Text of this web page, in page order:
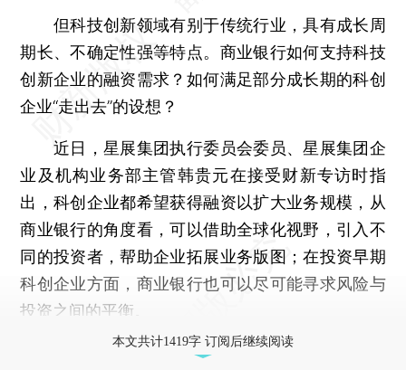
但科技创新领域有别于传统行业，具有成长周
期长、不确定性强等特点。商业银行如何支持科技
创新企业的融资需求？如何满足部分成长期的科创
企业“走出去”的设想？
近日，星展集团执行委员会委员、星展集团企
业及机构业务部主管韩贵元在接受财新专访时指
出，科创企业都希望获得融资以扩大业务规模，从
商业银行的角度看，可以借助全球化视野，引入不
同的投资者，帮助企业拓展业务版图；在投资早期
科创企业方面，商业银行也可以尽可能寻求风险与
投资之间的平衡。
本文共计1419字 订阅后继续阅读